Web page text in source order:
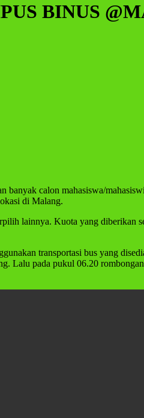
BINUS
banyak calon mahasiswa/
di Malang.
lainnya. Kuota yang
transportasi bus yang
Lalu pada pukul 06.20